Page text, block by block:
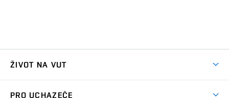
ŽIVOT NA VUT
PRO UCHAZEČE